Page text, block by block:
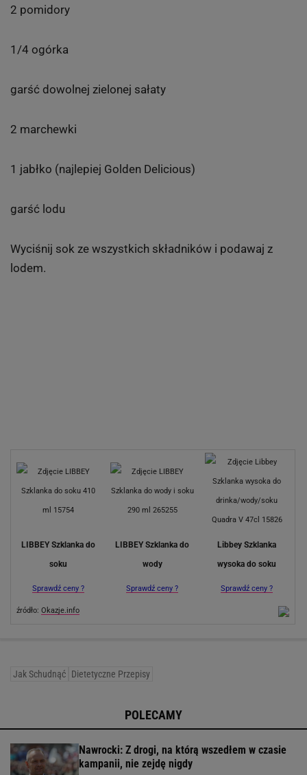
2 pomidory
1/4 ogórka
garść dowolnej zielonej sałaty
2 marchewki
1 jabłko (najlepiej Golden Delicious)
garść lodu
Wyciśnij sok ze wszystkich składników i podawaj z
lodem.
LIBBEY Szklanka do
soku
LIBBEY Szklanka do
wody
Libbey Szklanka
wysoka do soku
Sprawdź ceny ? Sprawdź ceny ? Sprawdź ceny ?
źródło: Okazje.info
Jak Schudnąć Dietetyczne Przepisy
POLECAMY
Nawrocki: Z drogi, na którą wszedłem w czasie
kampanii, nie zejdę nigdy